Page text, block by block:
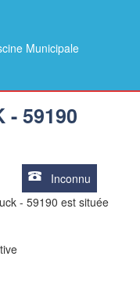
Municipale
- 59190
Inconnu
- 59190 est située